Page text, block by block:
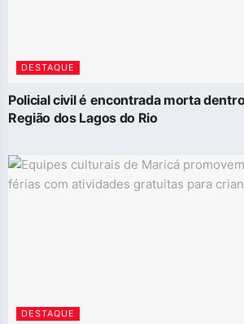
DESTAQUE
Policial civil é encontrada morta
Região dos Lagos do Rio
DESTAQUE